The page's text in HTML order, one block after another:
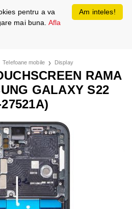
Telefoane mobile Display
RAMA
GALAXY S22
Am inteles!
pentru a va
mai buna. Afla